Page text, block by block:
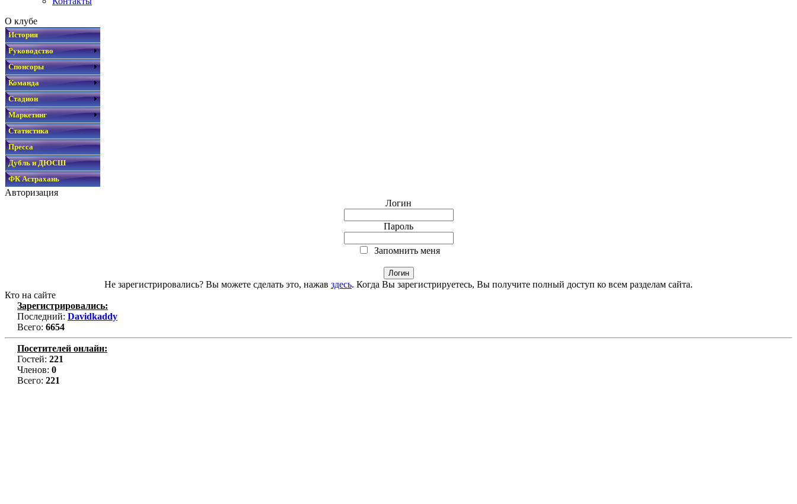
О клубе
История
Руководство
Спонсоры
Команда
Стадион
Маркетинг
Статистика
Пресса
Дубль и ДЮСШ
ФК Астрахань
Авторизация
Логин
Пароль
Запомнить меня
Не зарегистрировались? Вы можете сделать это, нажав здесь. Когда Вы зарегистрируетесь, Вы получите полный доступ ко всем разделам сайта.
Кто на сайте
Зарегистрировались:
Последний: Davidkaddy
Всего: 6654
Посетителей онлайн:
Гостей: 221
Членов: 0
Всего: 221